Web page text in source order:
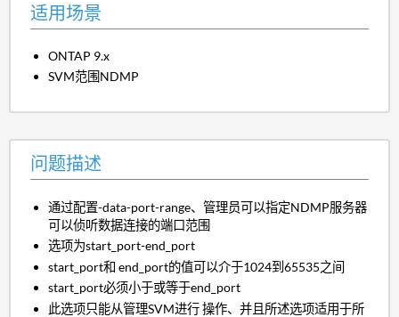
适用场景
ONTAP 9.x
SVM范围NDMP
问题描述
通过配置-data-port-range、管理员可以指定NDMP服务器
可以侦听数据连接的端口范围
选项为start_port-end_port
start_port和 end_port的值可以介于1024到65535之间
start_port必须小于或等于end_port
此选项只能从管理SVM进行 操作、并且所述选项适用于所